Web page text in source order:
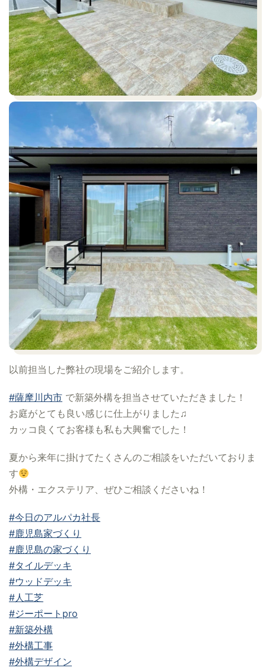
以前担当した弊社の現場をご紹介します。
#薩摩川内市 で新築外構を担当させていただきました！
お庭がとても良い感じに仕上がりました♫
カッコ良くてお客様も私も大興奮でした！
夏から来年に掛けてたくさんのご相談をいただいておりま
す
外構・エクステリア、ぜひご相談くださいね！
#今日のアルパカ社長
#鹿児島家づくり
#鹿児島の家づくり
#タイルデッキ
#ウッドデッキ
#人工芝
#ジーポートpro
#新築外構
#外構工事
#外構デザイン